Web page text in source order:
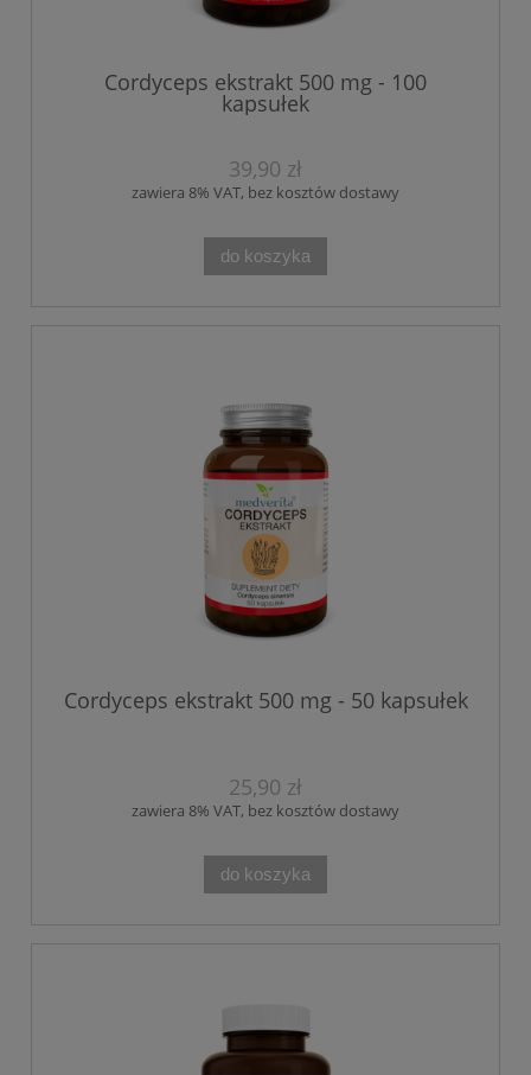
Cordyceps ekstrakt 500 mg - 100
kapsułek
39,90 zł
zawiera 8% VAT, bez kosztów dostawy
do koszyka
Cordyceps ekstrakt 500 mg - 50 kapsułek
25,90 zł
zawiera 8% VAT, bez kosztów dostawy
do koszyka